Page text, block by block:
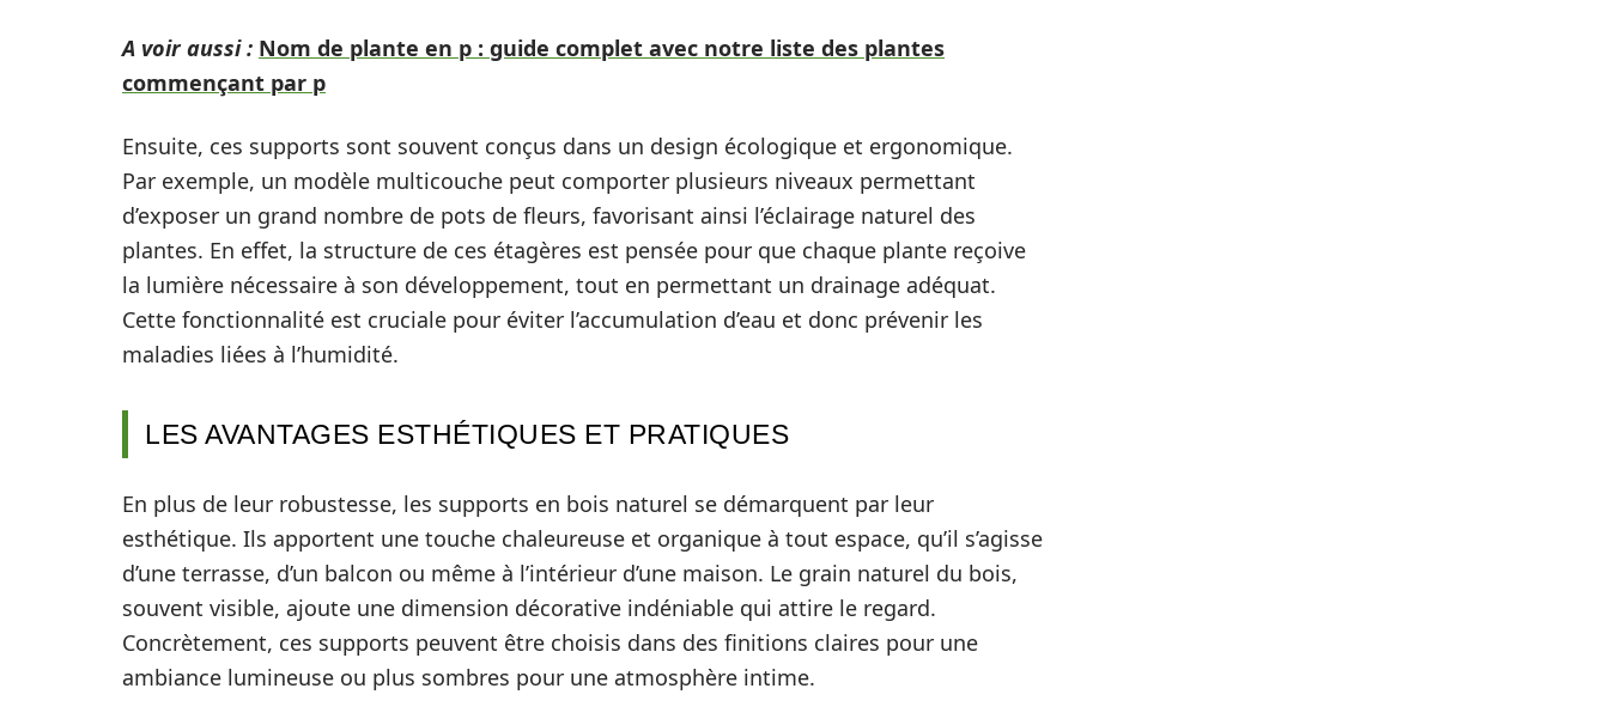
A voir aussi : Nom de plante en p : guide complet avec notre liste des plantes
commençant par p
Ensuite, ces supports sont souvent conçus dans un design écologique et ergonomique.
Par exemple, un modèle multicouche peut comporter plusieurs niveaux permettant
d’exposer un grand nombre de pots de fleurs, favorisant ainsi l’éclairage naturel des
plantes. En effet, la structure de ces étagères est pensée pour que chaque plante reçoive
la lumière nécessaire à son développement, tout en permettant un drainage adéquat.
Cette fonctionnalité est cruciale pour éviter l’accumulation d’eau et donc prévenir les
maladies liées à l’humidité.
LES AVANTAGES ESTHÉTIQUES ET PRATIQUES
En plus de leur robustesse, les supports en bois naturel se démarquent par leur
esthétique. Ils apportent une touche chaleureuse et organique à tout espace, qu’il s’agisse
d’une terrasse, d’un balcon ou même à l’intérieur d’une maison. Le grain naturel du bois,
souvent visible, ajoute une dimension décorative indéniable qui attire le regard.
Concrètement, ces supports peuvent être choisis dans des finitions claires pour une
ambiance lumineuse ou plus sombres pour une atmosphère intime.